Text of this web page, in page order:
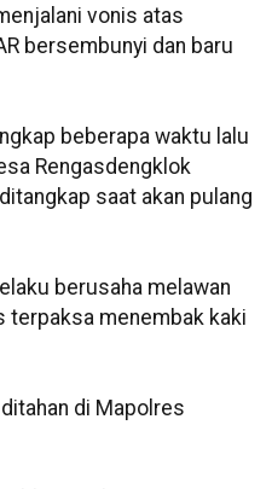
vonis atas
bersembunyi dan baru
beberapa waktu lalu
Rengasdengklok
saat akan pulang
berusaha melawan
terpaksa menembak kaki
di Mapolres